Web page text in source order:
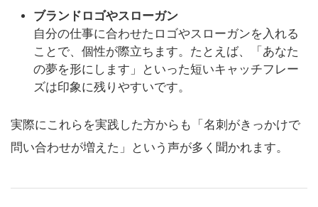
ブランドロゴやスローガン
自分の仕事に合わせたロゴやスローガンを入れる
ことで、個性が際立ちます。たとえば、「あなた
の夢を形にします」といった短いキャッチフレー
ズは印象に残りやすいです。
実際にこれらを実践した方からも「名刺がきっかけで
問い合わせが増えた」という声が多く聞かれます。